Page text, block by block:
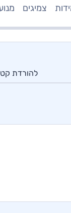
צמיגים
להורדת